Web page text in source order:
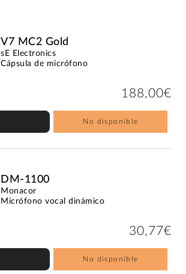
V7 MC2 Gold
sE Electronics
Cápsula de micrófono
188,00€
No disponible
DM-1100
Monacor
Micrófono vocal dinámico
30,77€
No disponible